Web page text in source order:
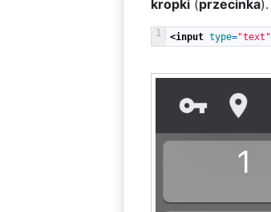
kropki(przecinka).
1 <input type="text"